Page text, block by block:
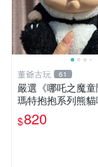
董爺古玩 61
嚴選《哪吒之魔
瑪特抱抱系列熊
毛絨， STATE：
吒 毛絨公仔 泡泡瑪
$820